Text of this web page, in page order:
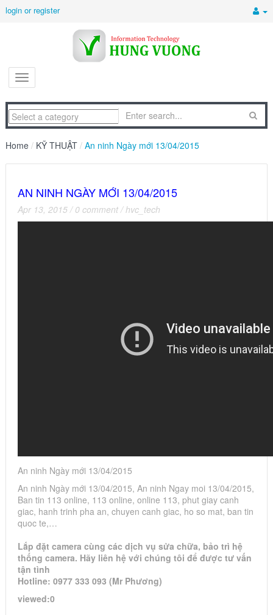
login or register
Home / KỸ THUẬT / An ninh Ngày mới 13/04/2015
AN NINH NGÀY MỚI 13/04/2015
Apr 13, 2015 / 0 comment /hvc_tech
An ninh Ngày mới 13/04/2015
An ninh Ngày mới 13/04/2015, An ninh Ngay moi 13/04/2015,
Ban tin 113 online, 113 online, online 113, phut giay canh
giac, hanh trinh pha an, chuyen canh giac, ho so mat, ban tin
quoc te,…
Lắp đặt camera cùng các dịch vụ sửa chữa, bảo trì hệ
thống camera. Hãy liên hệ với chúng tôi để được tư vấn
tận tình
Hotline: 0977 333 093 (Mr Phương)
viewed:0